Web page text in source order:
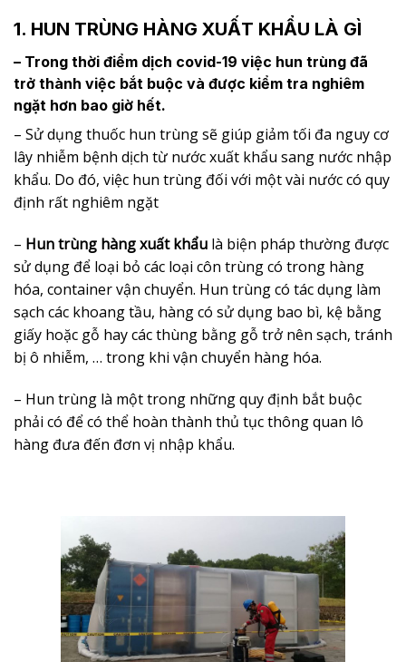
1. HUN TRÙNG HÀNG XUẤT KHẨU LÀ GÌ
– Trong thời điểm dịch covid-19 việc hun trùng đã
trở thành việc bắt buộc và được kiểm tra nghiêm
ngặt hơn bao giờ hết.
– Sử dụng thuốc hun trùng sẽ giúp giảm tối đa nguy cơ
lây nhiễm bệnh dịch từ nước xuất khẩu sang nước nhập
khẩu. Do đó, việc hun trùng đối với một vài nước có quy
định rất nghiêm ngặt
– Hun trùng hàng xuất khẩu là biện pháp thường được
sử dụng để loại bỏ các loại côn trùng có trong hàng
hóa, container vận chuyển. Hun trùng có tác dụng làm
sạch các khoang tầu, hàng có sử dụng bao bì, kệ bằng
giấy hoặc gỗ hay các thùng bằng gỗ trở nên sạch, tránh
bị ô nhiễm, … trong khi vận chuyển hàng hóa.
– Hun trùng là một trong những quy định bắt buộc
phải có để có thể hoàn thành thủ tục thông quan lô
hàng đưa đến đơn vị nhập khẩu.